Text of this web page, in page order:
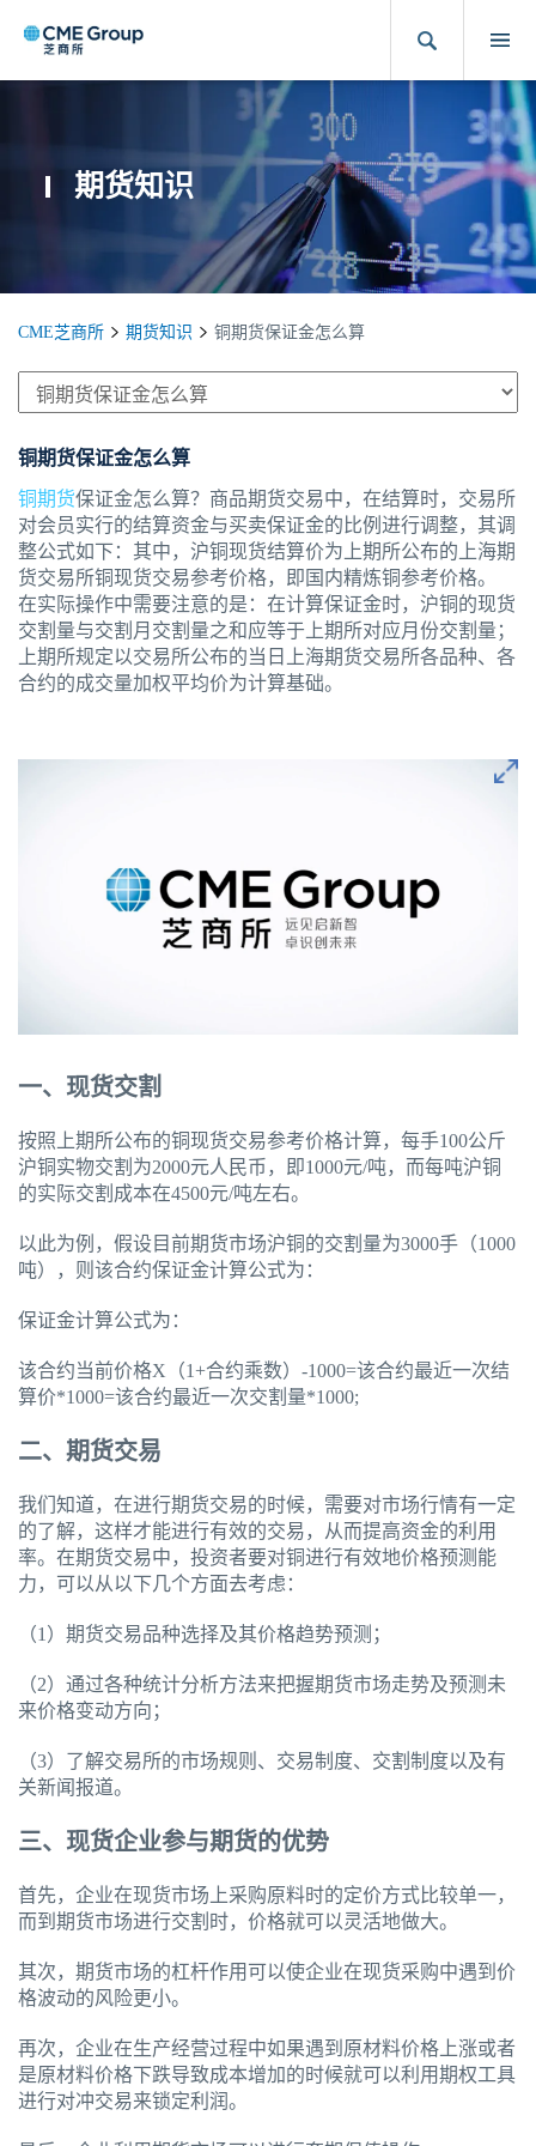
期货知识
CME芝商所 期货知识 铜期货保证金怎么算
铜期货保证金怎么算
铜期货保证金怎么算？商品期货交易中，在结算时，交易所
对会员实行的结算资金与买卖保证金的比例进行调整，其调
整公式如下：其中，沪铜现货结算价为上期所公布的上海期
货交易所铜现货交易参考价格，即国内精炼铜参考价格。
在实际操作中需要注意的是：在计算保证金时，沪铜的现货
交割量与交割月交割量之和应等于上期所对应月份交割量；
上期所规定以交易所公布的当日上海期货交易所各品种、各
合约的成交量加权平均价为计算基础。
一、现货交割
按照上期所公布的铜现货交易参考价格计算，每手100公斤
沪铜实物交割为2000元人民币，即1000元/吨，而每吨沪铜
的实际交割成本在4500元/吨左右。
以此为例，假设目前期货市场沪铜的交割量为3000手（1000
吨），则该合约保证金计算公式为：
保证金计算公式为：
该合约当前价格X（1+合约乘数）-1000=该合约最近一次结
算价*1000=该合约最近一次交割量*1000;
二、期货交易
我们知道，在进行期货交易的时候，需要对市场行情有一定
的了解，这样才能进行有效的交易，从而提高资金的利用
率。在期货交易中，投资者要对铜进行有效地价格预测能
力，可以从以下几个方面去考虑：
（1）期货交易品种选择及其价格趋势预测；
（2）通过各种统计分析方法来把握期货市场走势及预测未
来价格变动方向；
（3）了解交易所的市场规则、交易制度、交割制度以及有
关新闻报道。
三、现货企业参与期货的优势
首先，企业在现货市场上采购原料时的定价方式比较单一，
而到期货市场进行交割时，价格就可以灵活地做大。
其次，期货市场的杠杆作用可以使企业在现货采购中遇到价
格波动的风险更小。
再次，企业在生产经营过程中如果遇到原材料价格上涨或者
是原材料价格下跌导致成本增加的时候就可以利用期权工具
进行对冲交易来锁定利润。